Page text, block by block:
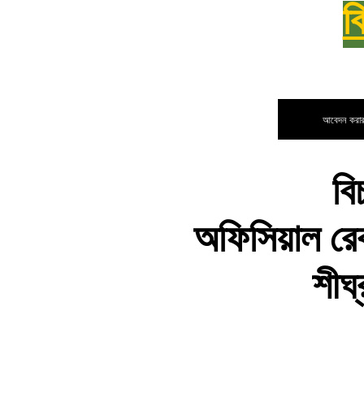
আবেদন
অফিসিয়াল